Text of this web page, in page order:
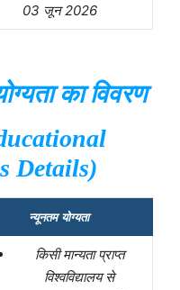
03 जून 2026
का विवरण
Details)
न्यूनतम योग्यता
किसी मान्यता प्राप्त
विश्वविद्यालय से